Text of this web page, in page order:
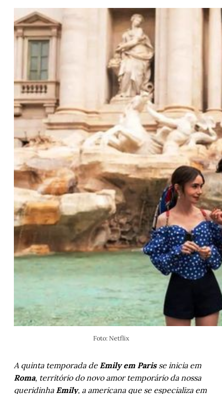
Foto: Netflix
A quinta temporada de Emily em Parisse inicia em
Roma, território do novo amor temporário da nossa
queridinha Emily, a americana que se especializa em